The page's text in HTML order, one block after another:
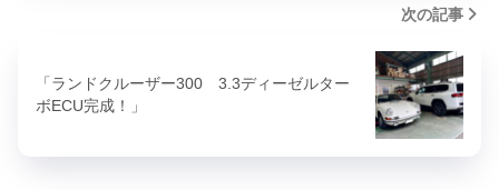
次の記事
「ランドクルーザー300 3.3ディーゼルター
ボECU完成！」